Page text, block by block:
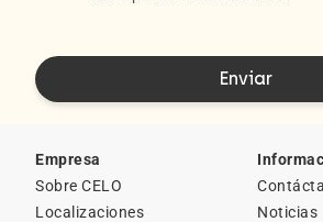
Empresa
Sobre CELO
Localizaciones
Noticias